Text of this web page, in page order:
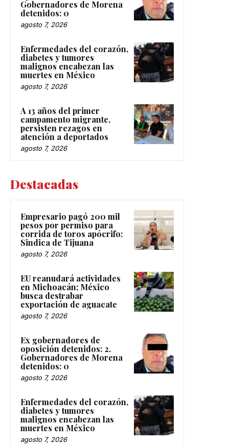
Gobernadores de Morena
detenidos: 0
agosto 7, 2026
Enfermedades del corazón,
diabetes y tumores
malignos encabezan las
muertes en México
agosto 7, 2026
A 13 años del primer
campamento migrante,
persisten rezagos en
atención a deportados
agosto 7, 2026
Destacadas
Empresario pagó 200 mil
pesos por permiso para
corrida de toros apócrifo:
Sindica de Tijuana
agosto 7, 2026
EU reanudará actividades
en Michoacán; México
busca destrabar
exportación de aguacate
agosto 7, 2026
Ex gobernadores de
oposición detenidos: 2.
Gobernadores de Morena
detenidos: 0
agosto 7, 2026
Enfermedades del corazón,
diabetes y tumores
malignos encabezan las
muertes en México
agosto 7, 2026